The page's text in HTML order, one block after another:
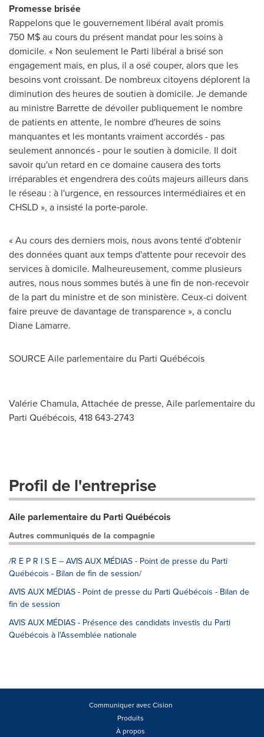
Promesse brisée
Rappelons que le gouvernement libéral avait promis
750 M$ au cours du présent mandat pour les soins à
domicile. « Non seulement le Parti libéral a brisé son
engagement mais, en plus, il a osé couper, alors que les
besoins vont croissant. De nombreux citoyens déplorent la
diminution des heures de soutien à domicile. Je demande
au ministre Barrette de dévoiler publiquement le nombre
de patients en attente, le nombre d'heures de soins
manquantes et les montants vraiment accordés - pas
seulement annoncés - pour le soutien à domicile. Il doit
savoir qu'un retard en ce domaine causera des torts
irréparables et engendrera des coûts majeurs ailleurs dans
le réseau : à l'urgence, en ressources intermédiaires et en
CHSLD », a insisté la porte‑parole.
« Au cours des derniers mois, nous avons tenté d'obtenir
des données quant aux temps d'attente pour recevoir des
services à domicile. Malheureusement, comme plusieurs
autres, nous nous sommes butés à une fin de non-recevoir
de la part du ministre et de son ministère. Ceux-ci doivent
faire preuve de davantage de transparence », a conclu
Diane Lamarre.
SOURCE Aile parlementaire du Parti Québécois
Valérie Chamula, Attachée de presse, Aile parlementaire du
Parti Québécois, 418 643-2743
Profil de l'entreprise
Aile parlementaire du Parti Québécois
Autres communiqués de la compagnie
/R E P R I S E -- AVIS AUX MÉDIAS - Point de presse du Parti
Québécois - Bilan de fin de session/
AVIS AUX MÉDIAS - Point de presse du Parti Québécois - Bilan de
fin de session
AVIS AUX MÉDIAS - Présence des candidats investis du Parti
Québécois à l'Assemblée nationale
Communiquer avec Cision
Produits
À propos